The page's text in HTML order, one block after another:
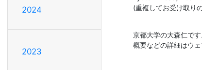
2024
2023
(重複してお受け取り
京都大学の大森仁で
概要などの詳細はウェ